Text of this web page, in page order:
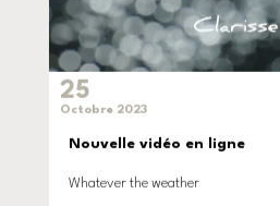
25
Octobre 2023
Nouvelle vidéo en ligne
Whatever the weather